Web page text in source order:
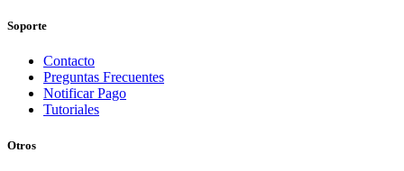
Soporte
Contacto
Preguntas Frecuentes
Notificar Pago
Tutoriales
Otros